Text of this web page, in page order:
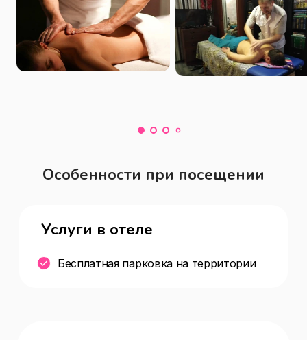
Особенности при посещении
Услуги в отеле
Бесплатная парковка на территории